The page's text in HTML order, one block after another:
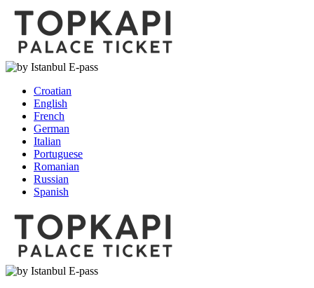
Croatian
English
French
German
Italian
Portuguese
Romanian
Russian
Spanish